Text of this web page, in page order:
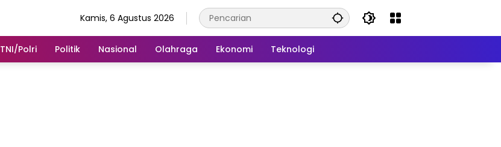
Kamis, 6 Agustus 2026
TNI/Polri Politik Nasional Olahraga Ekonomi Teknologi